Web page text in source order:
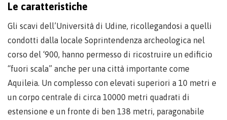
Le caratteristiche
Gli scavi dell’Università di Udine, ricollegandosi a quelli
condotti dalla locale Soprintendenza archeologica nel
corso del ‘900, hanno permesso di ricostruire un edificio
“fuori scala” anche per una città importante come
Aquileia. Un complesso con elevati superiori a 10 metri e
un corpo centrale di circa 10000 metri quadrati di
estensione e un fronte di ben 138 metri, paragonabile